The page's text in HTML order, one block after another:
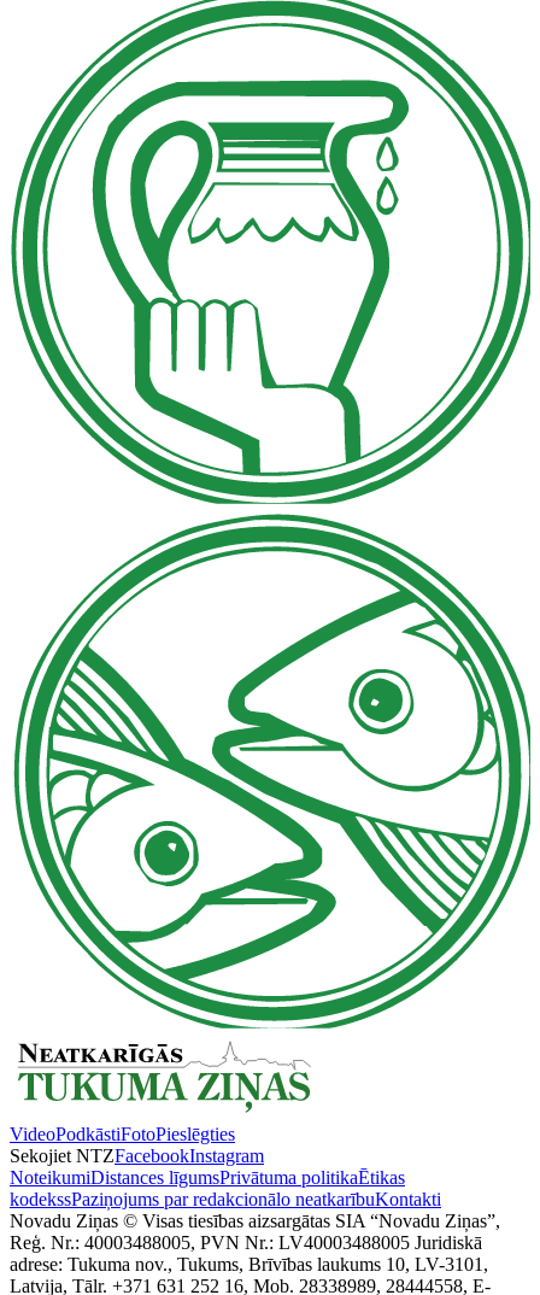
VideoPodkāstiFotoPieslēgties
Sekojiet NTZFacebookInstagram
NoteikumiDistances līgumsPrivātuma politikaĒtikas
kodekssPaziņojums par redakcionālo neatkarībuKontakti
Novadu Ziņas © Visas tiesības aizsargātas SIA “Novadu Ziņas”,
Reģ. Nr.: 40003488005, PVN Nr.: LV40003488005 Juridiskā
adrese: Tukuma nov., Tukums, Brīvības laukums 10, LV-3101,
Latvija, Tālr. +371 631 252 16, Mob. 28338989, 28444558, E-